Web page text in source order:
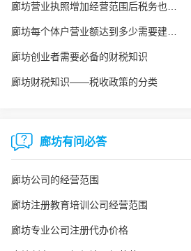
廊坊营业执照增加经营范围后税务也要变更吗？
廊坊每个体户营业额达到多少需要建账？
廊坊创业者需要必备的财税知识
廊坊财税知识——税收政策的分类
廊坊有问必答
廊坊公司的经营范围
廊坊注册教育培训公司经营范围
廊坊专业公司注册代办价格